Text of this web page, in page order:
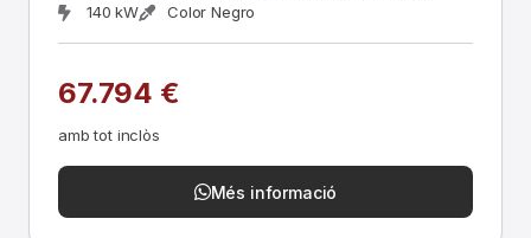
140 kW
Color Negro
67.794 €
amb tot inclòs
Més informació